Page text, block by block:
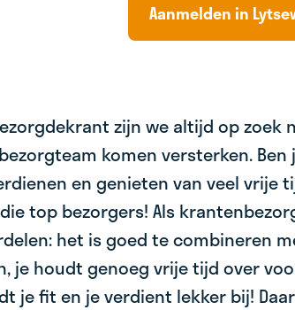
Aanmelden in
zijn we altijd op
komen versterken.
en genieten van veel vrije
top bezorgers! Als
het is goed te combineren
je houdt genoeg vrije tijd over
je fit en je verdient lekker bij!